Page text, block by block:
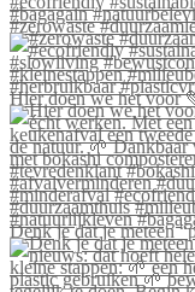
#zerowaste
Hier doen we het voor
Denk je dat je meteen